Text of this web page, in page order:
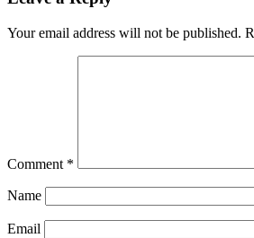
Your email address will not be published.
Comment *
Name
Email